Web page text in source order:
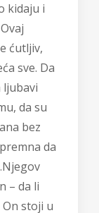
kidaju i
ćutljiv,
sve. Da
ljubavi
da su
bez
da
– da li
On stoji u